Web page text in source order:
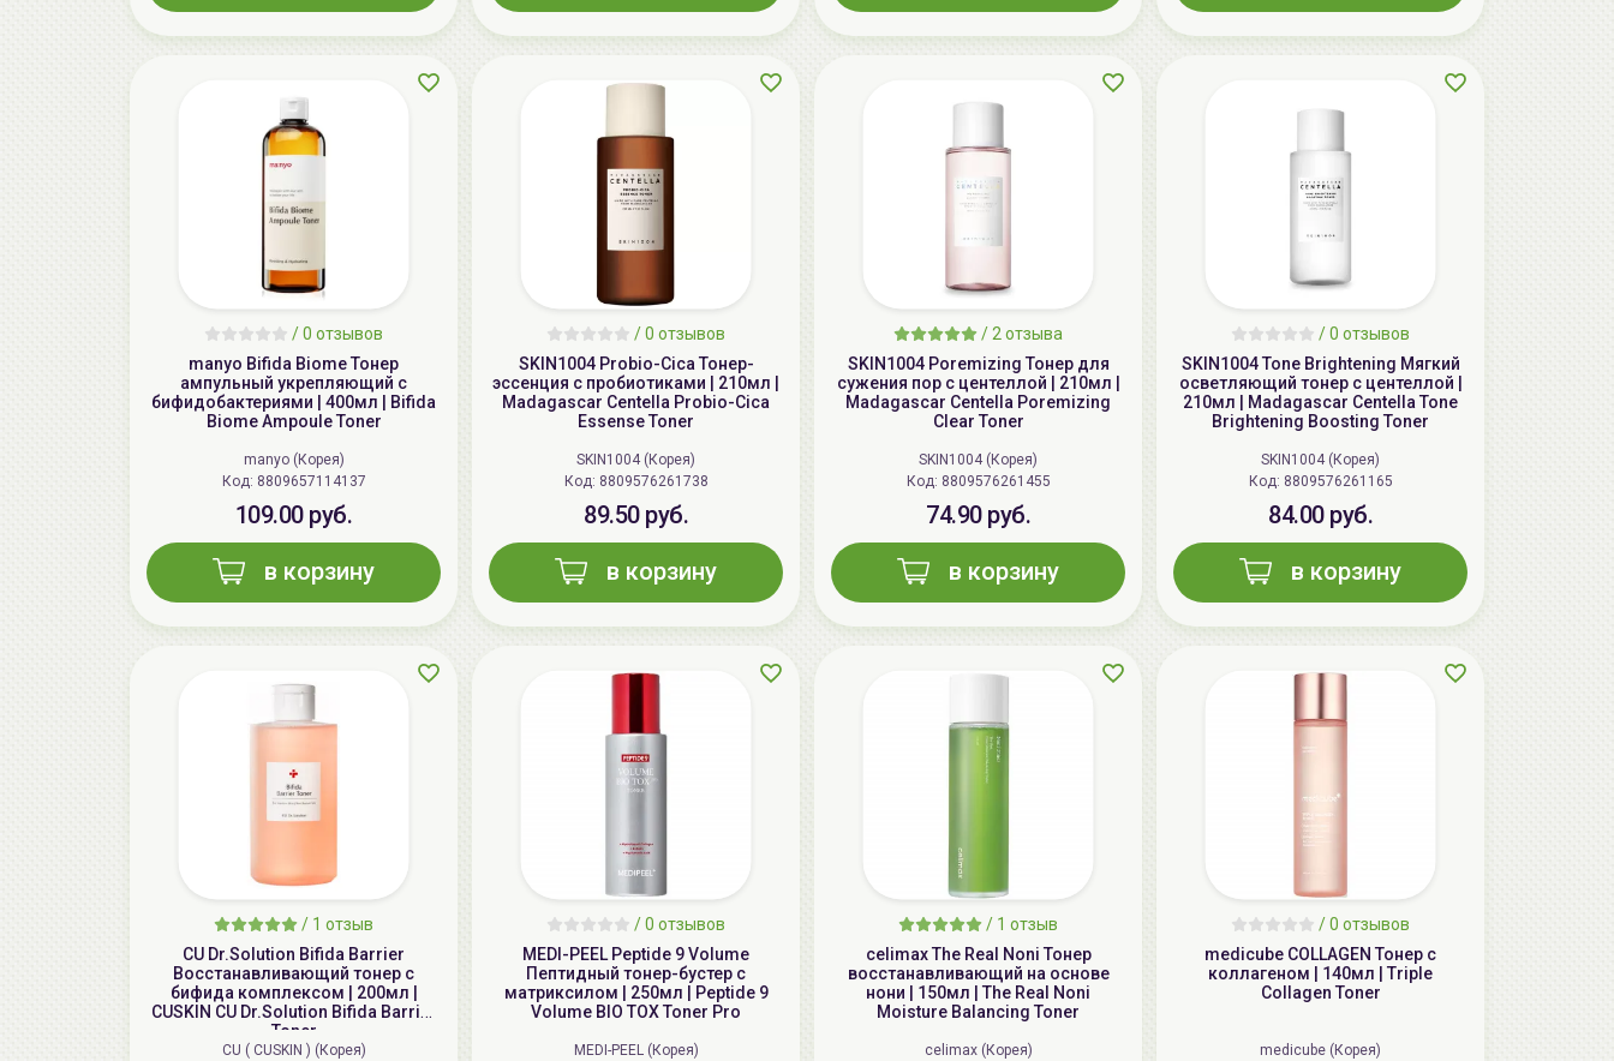
-50%
/0 отзывов
manyo Bifida Biome Тонер
aмпульный укрепляющий с
бифидобактериями | 400мл | Bifida
Biome Ampoule Toner
manyo (Корея)
Код: 8809657114137
109.00 руб.
в корзину
/0 отзывов
SKIN1004 Probio-Cica Тонер-
эссенция с пробиотиками | 210мл |
Madagascar Centella Probio-Cica
Essense Toner
SKIN1004 (Корея)
Код: 8809576261738
89.50 руб.
в корзину
/ 2 отзыва
SKIN1004 Poremizing Тонер для
сужения пор с центеллой | 210мл |
Madagascar Centella Poremizing
Clear Toner
SKIN1004 (Корея)
Код: 8809576261455
74.90 руб.
в корзину
/0 отзывов
SKIN1004 Tone Brightening Мягкий
осветляющий тонер с центеллой |
210мл | Madagascar Centella Tone
Brightening Boosting Toner
SKIN1004 (Корея)
Код: 8809576261165
84.00 руб.
в корзину
/ 1 отзыв
CU Dr.Solution Bifida Barrier
Восстанавливающий тонер с
бифида комплексом | 200мл |
CUSKIN CU Dr.Solution Bifida Barrier
Toner
CU ( CUSKIN ) (Корея)
/0 отзывов
MEDI-PEEL Peptide 9 Volume
Пептидный тонер-бустер с
матриксилом | 250мл | Peptide 9
Volume BIO TOX Toner Pro
MEDI-PEEL (Корея)
/ 1 отзыв
celimax The Real Noni Тонер
восстанавливающий на основе
нони | 150мл | The Real Noni
Moisture Balancing Toner
celimax (Корея)
/0 отзывов
medicube COLLAGEN Тонер с
коллагеном | 140мл | Triple
Collagen Toner
medicube (Корея)